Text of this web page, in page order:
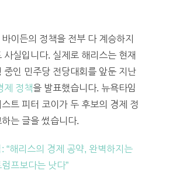
이든의 정책을 전부 다 계승하지
사실입니다. 실제로 해리스는 현재
중인 민주당 전당대회를 앞둔 지난
제 정책을 발표했습니다. 뉴욕타임
트 피터 코이가 두 후보의 경제 정
는 글을 썼습니다.
“해리스의 경제 공약, 완벽하지는
프보다는 낫다”